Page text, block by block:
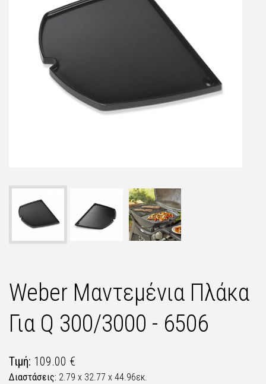
Weber Μαντεμένια Πλάκα
Για Q 300/3000 - 6506
Τιμή: 109.00 €
Διαστάσεις: 2.79 x 32.77 x 44.96εκ.